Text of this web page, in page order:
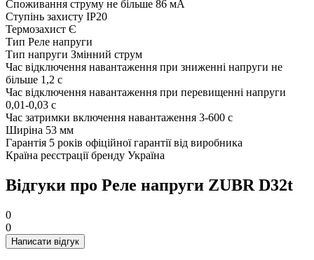
Споживання струму не більше 86 мА
Ступінь захисту IP20
Термозахист Є
Тип Реле напруги
Тип напруги Змінний струм
Час відключення навантаження при зниженні напруги не
більше 1,2 с
Час відключення навантаження при перевищенні напруги
0,01-0,03 с
Час затримки включення навантаження 3-600 с
Ширіна 53 мм
Гарантія 5 років офіційної гарантії від виробника
Країна реєстрації бренду Україна
Відгуки про Реле напруги ZUBR D32t
0
0
Написати відгук